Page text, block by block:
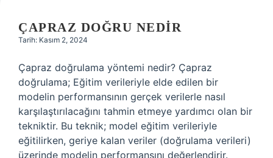
ÇAPRAZ DOĞRU NEDIR
Tarih: Kasım 2, 2024
Çapraz doğrulama yöntemi nedir? Çapraz
doğrulama; Eğitim verileriyle elde edilen bir
modelin performansının gerçek verilerle nasıl
karşılaştırılacağını tahmin etmeye yardımcı olan bir
tekniktir. Bu teknik; model eğitim verileriyle
eğitilirken, geriye kalan veriler (doğrulama verileri)
üzerinde modelin performansını değerlendirir.